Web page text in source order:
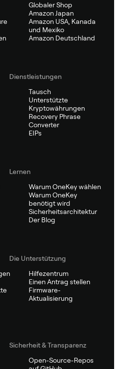
Globaler Shop
Amazon Japan
Amazon USA, Kanada
und Mexiko
Amazon Deutschland
Dienstleistungen
Tausch
Unterstützte
Kryptowährungen
Recovery Phrase
Converter
EIPs
Lernen
Warum OneKey wählen
Warum OneKey
benötigt wird
Sicherheitsarchitektur
Der Blog
Die Unterstützung
Hilfezentrum
Einen Antrag stellen
Firmware-
Aktualisierung
Sicherheit & Transparenz
Open-Source-Repos